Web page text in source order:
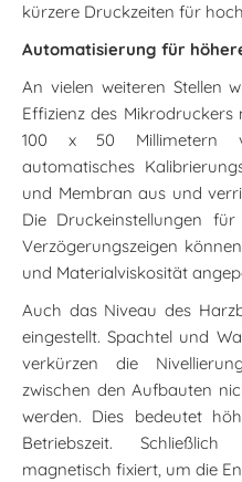
kürzere Druckzeiten für
Automatisierung für
An vielen weiteren Stellen
Effizienz des
100 x 50 Millimetern
automatisches
und Membran aus und
Die Druckeinstellungen
Verzögerungszeigen
und Materialviskosität
Auch das Niveau des
eingestellt. Spachtel und
verkürzen die
zwischen den Aufbauten
werden. Dies bedeutet
Betriebszeit.
magnetisch fixiert, um die